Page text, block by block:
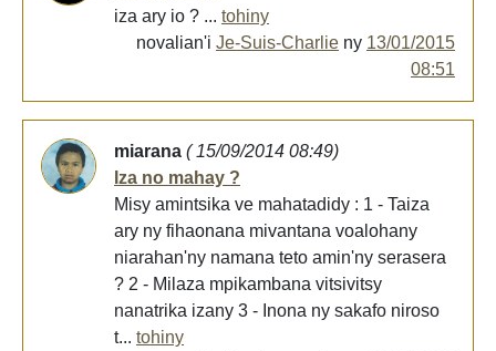
iza ary io ? ... tohiny
novalian'i Je-Suis-Charlie ny 13/01/2015
08:51
miarana ( 15/09/2014 08:49)
Iza no mahay ?
Misy amintsika ve mahatadidy : 1 - Taiza
ary ny fihaonana mivantana voalohany
niarahan'ny namana teto amin'ny serasera
? 2 - Milaza mpikambana vitsivitsy
nanatrika izany 3 - Inona ny sakafo niroso
t... tohiny